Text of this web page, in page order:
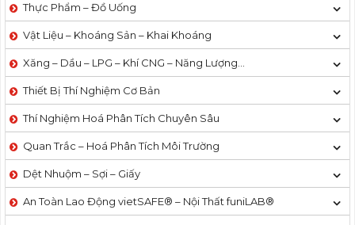
Thực Phẩm – Đồ Uống
Vật Liệu – Khoáng Sản – Khai Khoáng
Xăng – Dầu – LPG – Khí CNG – Năng Lượng…
Thiết Bị Thí Nghiệm Cơ Bản
Thí Nghiệm Hoá Phân Tích Chuyên Sâu
Quan Trắc – Hoá Phân Tích Môi Trường
Dệt Nhuộm – Sợi – Giấy
An Toàn Lao Động vietSAFE® – Nội Thất funiLAB®